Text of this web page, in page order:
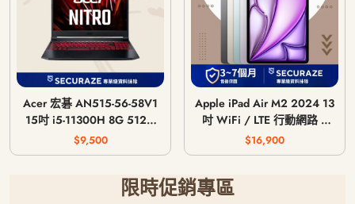
Acer 宏碁 AN515-56-58V1
15吋 i5-11300H 8G 512G
GTX 1650 4G
$9,500
Apple iPad Air M2 2024 13
吋 WiFi / LTE 行動網路 /
128G 256G 512G 1T
$16,900
限時促銷專區